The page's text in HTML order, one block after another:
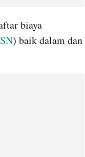
biaya
) baik dalam dan